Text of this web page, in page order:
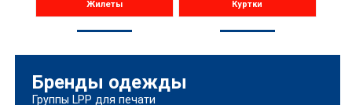
Жилеты Куртки
Бренды одежды
Группы LPP для печати